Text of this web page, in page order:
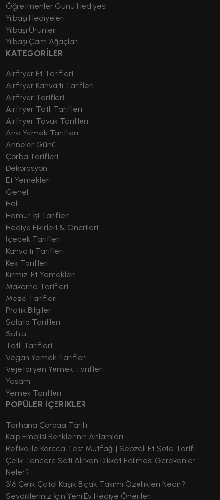
Öğretmenler Günü Hediyesi
Yılbaşı Hediyeleri
Yılbaşı Ürünleri
Yılbaşı Çam Ağaçları
KATEGORİLER
Airfryer Et Tarifleri
Airfryer Kahvaltı Tarifleri
Airfryer Tarifleri
Airfryer Tatlı Tarifleri
Airfryer Tavuk Tarifleri
Ana Yemek Tarifleri
Anneler Günü
Çorba Tarifleri
Dekorasyon
Et Yemekleri
Genel
Halı
Hamur İşi Tarifleri
Hediye Fikirleri & Önerileri
İçecek Tarifleri
Kahvaltı Tarifleri
Kek Tarifleri
Kırmızı Et Yemekleri
Makarna Tarifleri
Meze Tarifleri
Pratik Bilgiler
Salata Tarifleri
Sofra
Tatlı Tarifleri
Vegan Yemek Tarifleri
Vejetaryen Yemek Tarifleri
Yaşam
Yemek Tarifleri
POPÜLER İÇERİKLER
Tarhana Çorbası Tarifi
Kalp Emojisi Renklerinin Anlamları
Refika ile Karaca Test Mutfağı | Sebzeli Et Sote Tarifi
Çelik Tencere Seti Alırken Dikkat Edilmesi Gerekenler
Neler?
316 Çelik Çatal Kaşık Bıçak Takımı Özellikleri Nedir?
Sevdikleriniz İçin Yeni Ev Hediye Önerileri